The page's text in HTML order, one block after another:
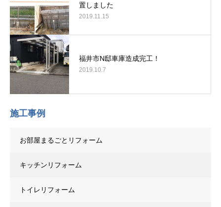
置しました
2019.11.15
福井市N邸車庫造成完工！
2019.10.7
施工事例
お部屋まるごとリフォーム
キッチンリフォーム
トイレリフォーム